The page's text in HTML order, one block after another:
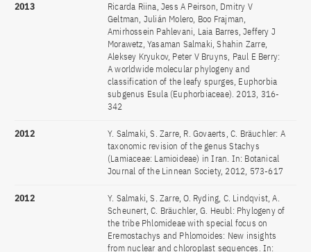
2013
Ricarda Riina, Jess A Peirson, Dmitry V
Geltman, Julián Molero, Boo Frajman,
Amirhossein Pahlevani, Laia Barres, Jeffery J
Morawetz, Yasaman Salmaki, Shahin Zarre,
Aleksey Kryukov, Peter V Bruyns, Paul E Berry:
A worldwide molecular phylogeny and
classification of the leafy spurges, Euphorbia
subgenus Esula (Euphorbiaceae). 2013, 316-
342
2012
Y. Salmaki, S. Zarre, R. Govaerts, C. Bräuchler: A
taxonomic revision of the genus Stachys
(Lamiaceae: Lamioideae) in Iran. In: Botanical
Journal of the Linnean Society, 2012, 573-617
2012
Y. Salmaki, S. Zarre, O. Ryding, C. Lindqvist, A.
Scheunert, C. Bräuchler, G. Heubl: Phylogeny of
the tribe Phlomideae with special focus on
Eremostachys and Phlomoides: New insights
from nuclear and chloroplast sequences. In: